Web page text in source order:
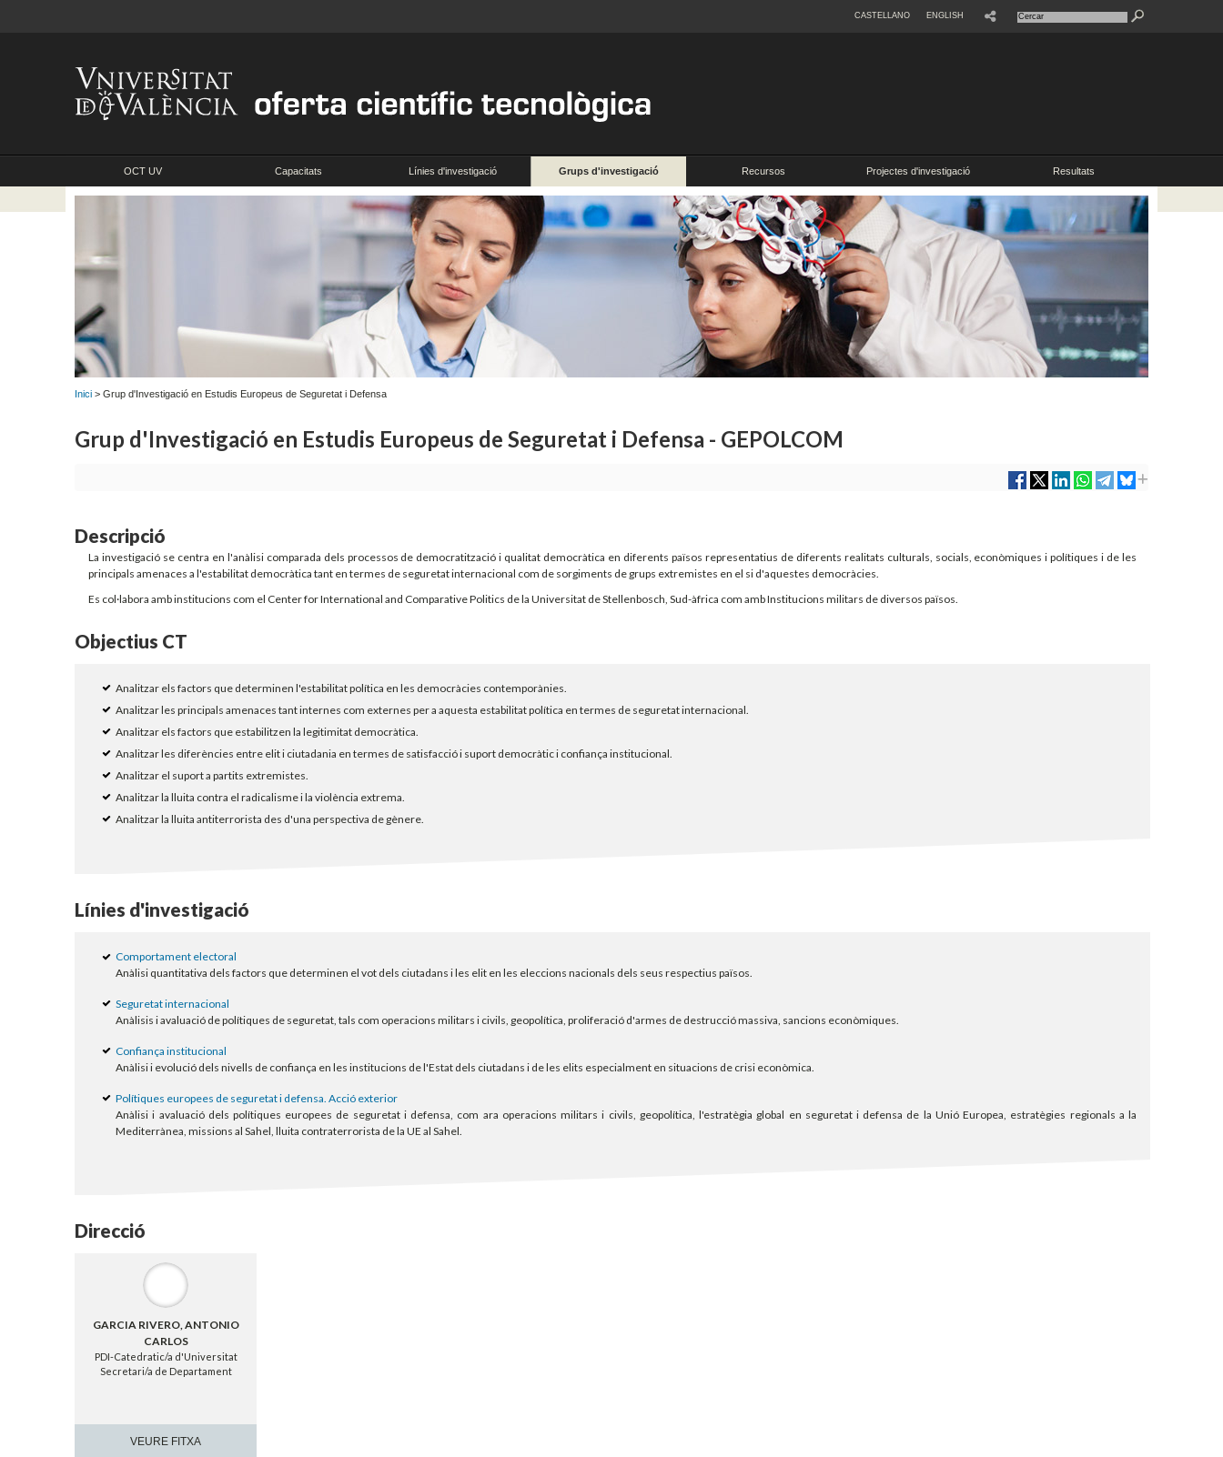
CASTELLANO ENGLISH
OCT UV Capacitats Línies d'investigació Grups d'investigació Recursos Projectes d'investigació Resultats
Inici > Grup d'Investigació en Estudis Europeus de Seguretat i Defensa
Grup d'Investigació en Estudis Europeus de Seguretat i Defensa - GEPOLCOM
Descripció
La investigació se centra en l'anàlisi comparada dels processos de democratització i qualitat democràtica en diferents països representatius de diferents realitats culturals, socials, econòmiques i polítiques i de les
principals amenaces a l'estabilitat democràtica tant en termes de seguretat internacional com de sorgiments de grups extremistes en el si d'aquestes democràcies.
Es col·labora amb institucions com el Center for International and Comparative Politics de la Universitat de Stellenbosch, Sud-àfrica com amb Institucions militars de diversos països.
Objectius CT
Analitzar els factors que determinen l'estabilitat política en les democràcies contemporànies.
Analitzar les principals amenaces tant internes com externes per a aquesta estabilitat política en termes de seguretat internacional.
Analitzar els factors que estabilitzen la legitimitat democràtica.
Analitzar les diferències entre elit i ciutadania en termes de satisfacció i suport democràtic i confiança institucional.
Analitzar el suport a partits extremistes.
Analitzar la lluita contra el radicalisme i la violència extrema.
Analitzar la lluita antiterrorista des d'una perspectiva de gènere.
Línies d'investigació
Comportament electoral
Anàlisi quantitativa dels factors que determinen el vot dels ciutadans i les elit en les eleccions nacionals dels seus respectius països.
Seguretat internacional
Anàlisis i avaluació de polítiques de seguretat, tals com operacions militars i civils, geopolítica, proliferació d'armes de destrucció massiva, sancions econòmiques.
Confiança institucional
Anàlisi i evolució dels nivells de confiança en les institucions de l'Estat dels ciutadans i de les elits especialment en situacions de crisi econòmica.
Polítiques europees de seguretat i defensa. Acció exterior
Anàlisi i avaluació dels polítiques europees de seguretat i defensa, com ara operacions militars i civils, geopolítica, l'estratègia global en seguretat i defensa de la Unió Europea, estratègies regionals a la
Mediterrànea, missions al Sahel, lluita contraterrorista de la UE al Sahel.
Direcció
GARCIA RIVERO, ANTONIO
CARLOS
PDI-Catedratic/a d'Universitat
Secretari/a de Departament
VEURE FITXA